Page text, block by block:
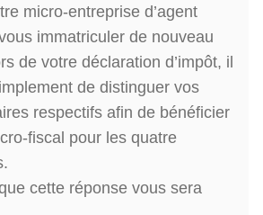
micro-entreprise d’agent
immatriculer de nouveau
de votre déclaration d’impôt, il
de distinguer vos
respectifs afin de bénéficier
fiscal pour les quatre
cette réponse vous sera